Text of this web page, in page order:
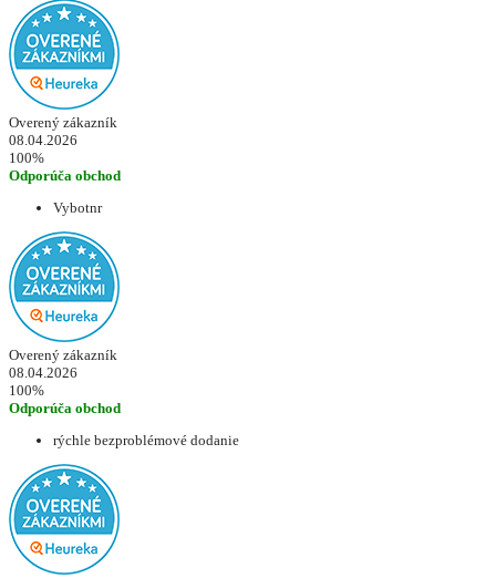
Overený zákazník
08.04.2026
100%
Odporúča obchod
Vybotnr
Overený zákazník
08.04.2026
100%
Odporúča obchod
rýchle bezproblémové dodanie